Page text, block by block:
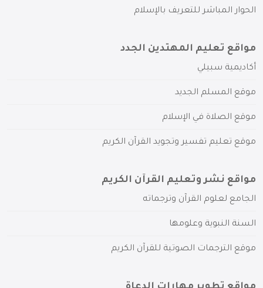
الحوار المباشر للتعريف بالإسلام
مواقع تعليم المهتدين الجدد
أكاديمية سبيلي
موقع المسلم الجديد
موقع الصلاة في الإسلام
موقع تعليم تفسير وتجويد القرآن الكريم
مواقع نشر وتعليم القرآن الكريم
الجامع لعلوم القرآن وترجماته
السنة النبوية وعلومها
موقع الترجمات الصوتية للقرآن الكريم